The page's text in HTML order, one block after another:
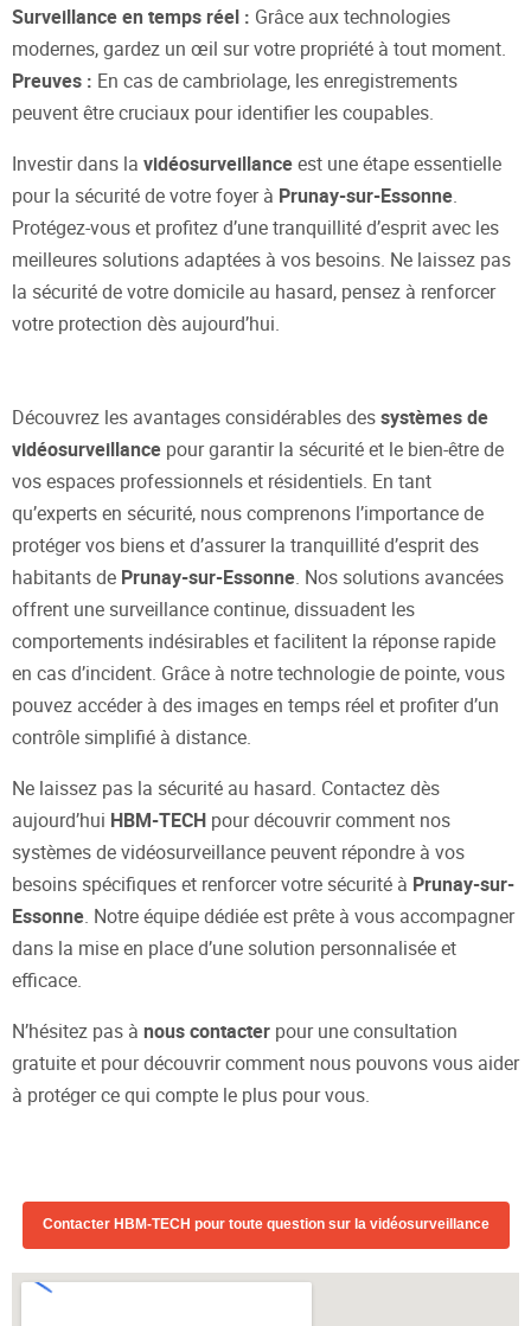
Surveillance en temps réel : Grâce aux technologies
modernes, gardez un œil sur votre propriété à tout moment.
Preuves : En cas de cambriolage, les enregistrements
peuvent être cruciaux pour identifier les coupables.
Investir dans la vidéosurveillanceest une étape essentielle
pour la sécurité de votre foyer à Prunay-sur-Essonne.
Protégez-vous et profitez d’une tranquillité d’esprit avec les
meilleures solutions adaptées à vos besoins. Ne laissez pas
la sécurité de votre domicile au hasard, pensez à renforcer
votre protection dès aujourd’hui.
Découvrez les avantages considérables dessystèmes de
vidéosurveillance pour garantir la sécurité et le bien-être de
vos espaces professionnels et résidentiels. En tant
qu’experts en sécurité, nous comprenons l’importance de
protéger vos biens et d’assurer la tranquillité d’esprit des
habitants de Prunay-sur-Essonne. Nos solutions avancées
offrent une surveillance continue, dissuadent les
comportements indésirables et facilitent la réponse rapide
en cas d’incident. Grâce à notre technologie de pointe, vous
pouvez accéder à des images en temps réel et profiter d’un
contrôle simplifié à distance.
Ne laissez pas la sécurité au hasard. Contactez dès
aujourd’hui HBM-TECH pour découvrir comment nos
systèmes de vidéosurveillance peuvent répondre à vos
besoins spécifiques et renforcer votre sécurité à Prunay-sur-
Essonne. Notre équipe dédiée est prête à vous accompagner
dans la mise en place d’une solution personnalisée et
efficace.
N’hésitez pas à nous contacter pour une consultation
gratuite et pour découvrir comment nous pouvons vous aider
à protéger ce qui compte le plus pour vous.
Contacter HBM-TECH pour toute question sur la vidéosurveillance